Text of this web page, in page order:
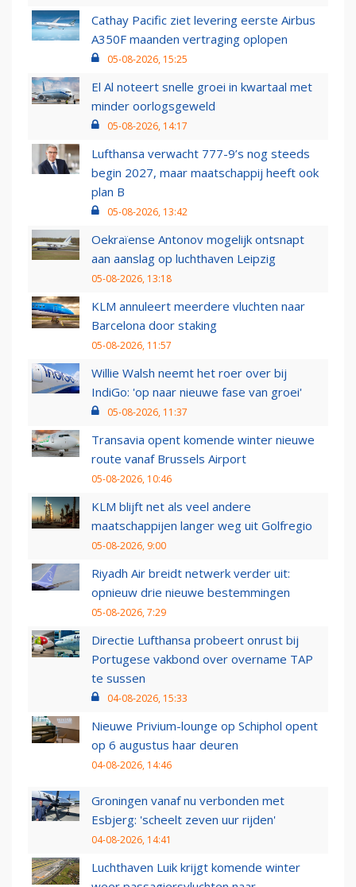
Cathay Pacific ziet levering eerste Airbus
A350F maanden vertraging oplopen
05-08-2026, 15:25
El Al noteert snelle groei in kwartaal met
minder oorlogsgeweld
05-08-2026, 14:17
Lufthansa verwacht 777-9’s nog steeds
begin 2027, maar maatschappij heeft ook
plan B
05-08-2026, 13:42
Oekraïense Antonov mogelijk ontsnapt
aan aanslag op luchthaven Leipzig
05-08-2026, 13:18
KLM annuleert meerdere vluchten naar
Barcelona door staking
05-08-2026, 11:57
Willie Walsh neemt het roer over bij
IndiGo: 'op naar nieuwe fase van groei'
05-08-2026, 11:37
Transavia opent komende winter nieuwe
route vanaf Brussels Airport
05-08-2026, 10:46
KLM blijft net als veel andere
maatschappijen langer weg uit Golfregio
05-08-2026, 9:00
Riyadh Air breidt netwerk verder uit:
opnieuw drie nieuwe bestemmingen
05-08-2026, 7:29
Directie Lufthansa probeert onrust bij
Portugese vakbond over overname TAP
te sussen
04-08-2026, 15:33
Nieuwe Privium-lounge op Schiphol opent
op 6 augustus haar deuren
04-08-2026, 14:46
Groningen vanaf nu verbonden met
Esbjerg: 'scheelt zeven uur rijden'
04-08-2026, 14:41
Luchthaven Luik krijgt komende winter